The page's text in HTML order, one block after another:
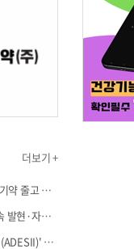
더보기 +
품절의약품 지형 변화…호흡기약 줄고 만성질환 복합제 늘었다
RNA 치료제 판 커진다…‘지속 발현·자가증폭·단백질 복원’ 경쟁
[영상] 한미사이언스, '아데시(ADESII)' 앞세워 더마 시장 판도 바꾼다